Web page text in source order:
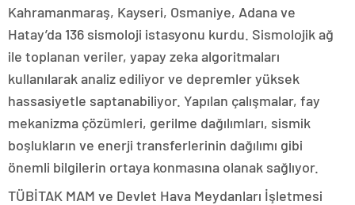
Kahramanmaraş, Kayseri, Osmaniye, Adana ve
Hatay’da 136 sismoloji istasyonu kurdu. Sismolojik ağ
ile toplanan veriler, yapay zeka algoritmaları
kullanılarak analiz ediliyor ve depremler yüksek
hassasiyetle saptanabiliyor. Yapılan çalışmalar, fay
mekanizma çözümleri, gerilme dağılımları, sismik
boşlukların ve enerji transferlerinin dağılımı gibi
önemli bilgilerin ortaya konmasına olanak sağlıyor.
TÜBİTAK MAM ve Devlet Hava Meydanları İşletmesi